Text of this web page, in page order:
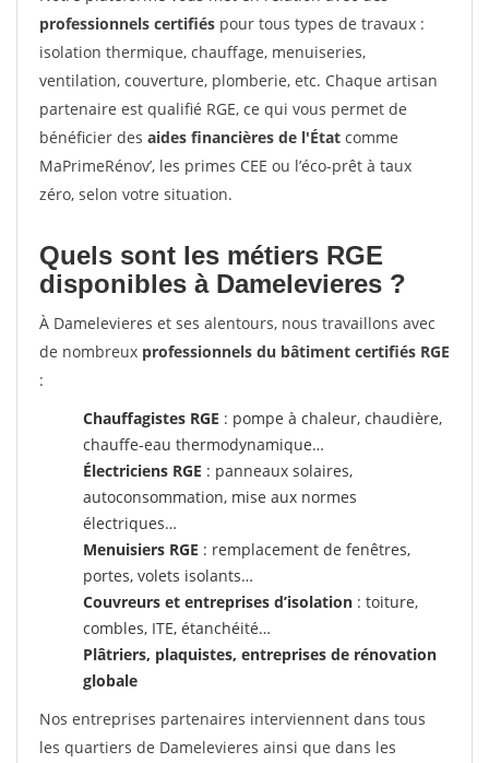
professionnels certifiés pour tous types de travaux :
isolation thermique, chauffage, menuiseries,
ventilation, couverture, plomberie, etc. Chaque artisan
partenaire est qualifié RGE, ce qui vous permet de
bénéficier des aides financières de l'État comme
MaPrimeRénov’, les primes CEE ou l’éco-prêt à taux
zéro, selon votre situation.
Quels sont les métiers RGE
disponibles à Damelevieres ?
À Damelevieres et ses alentours, nous travaillons avec
de nombreux professionnels du bâtiment certifiés RGE
:
Chauffagistes RGE : pompe à chaleur, chaudière,
chauffe-eau thermodynamique…
Électriciens RGE : panneaux solaires,
autoconsommation, mise aux normes
électriques…
Menuisiers RGE : remplacement de fenêtres,
portes, volets isolants…
Couvreurs et entreprises d’isolation : toiture,
combles, ITE, étanchéité…
Plâtriers, plaquistes, entreprises de rénovation
globale
Nos entreprises partenaires interviennent dans tous
les quartiers de Damelevieres ainsi que dans les